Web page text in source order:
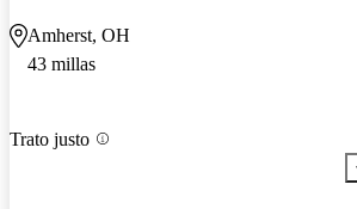
Amherst, OH
43 millas
Trato justo